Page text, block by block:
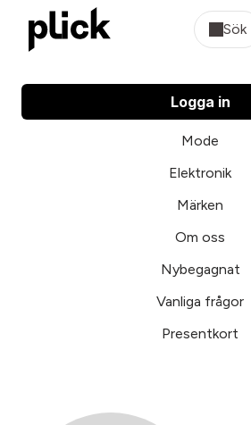
Sök
Logga in
Mode
Elektronik
Märken
Om oss
Nybegagnat
Vanliga frågor
Presentkort